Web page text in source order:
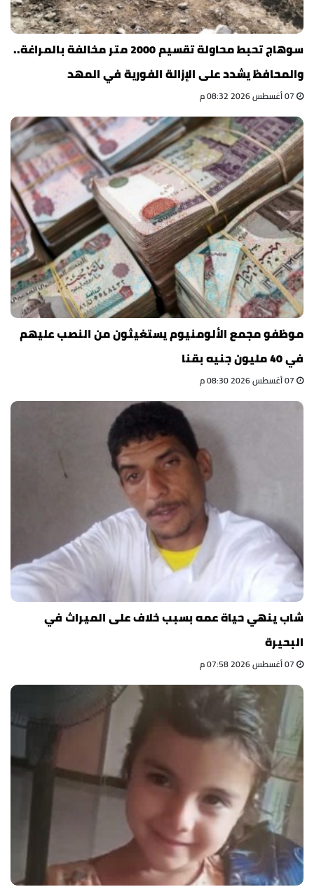
سوهاج تحبط محاولة تقسيم 2000 متر مخالفة بالمراغة..
والمحافظ يشدد على الإزالة الفورية في المهد
موظفو مجمع الألومنيوم يستغيثون من النصب عليهم
في 40 مليون جنيه بقنا
شاب ينهي حياة عمه بسبب خلاف على الميراث في
البحيرة